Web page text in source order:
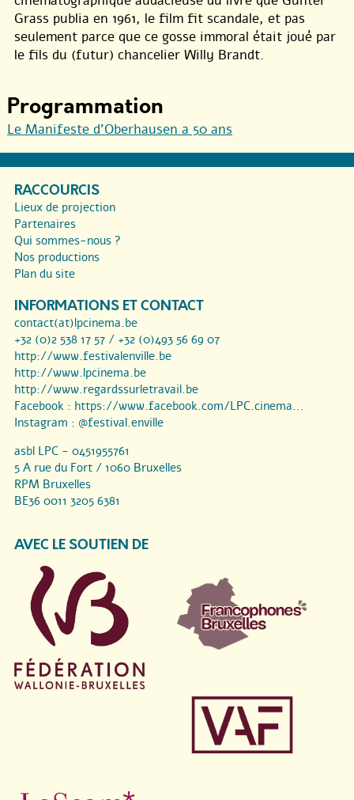
Grass publia en 1961, le film fit scandale, et pas
seulement parce que ce gosse immoral était joué par
le fils du (futur) chancelier Willy Brandt.
Programmation
Le Manifeste d’Oberhausen a 50 ans
RACCOURCIS
Lieux de projection
Partenaires
Qui sommes-nous ?
Nos productions
Plan du site
INFORMATIONS ET CONTACT
contact(at)lpcinema.be
+32 (0)2 538 17 57 / +32 (0)493 56 69 07
http://www.festivalenville.be
http://www.lpcinema.be
http://www.regardssurletravail.be
Facebook : https://www.facebook.com/LPC.cinema...
Instagram : @festival.enville
asbl LPC - 0451955761
5 A rue du Fort / 1060 Bruxelles
RPM Bruxelles
BE36 0011 3205 6381
AVEC LE SOUTIEN DE